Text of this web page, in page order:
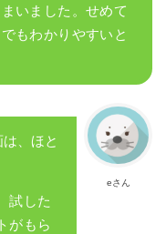
いました。せめて
もわかりやすいと
eさん
、ほと
試した
がもら